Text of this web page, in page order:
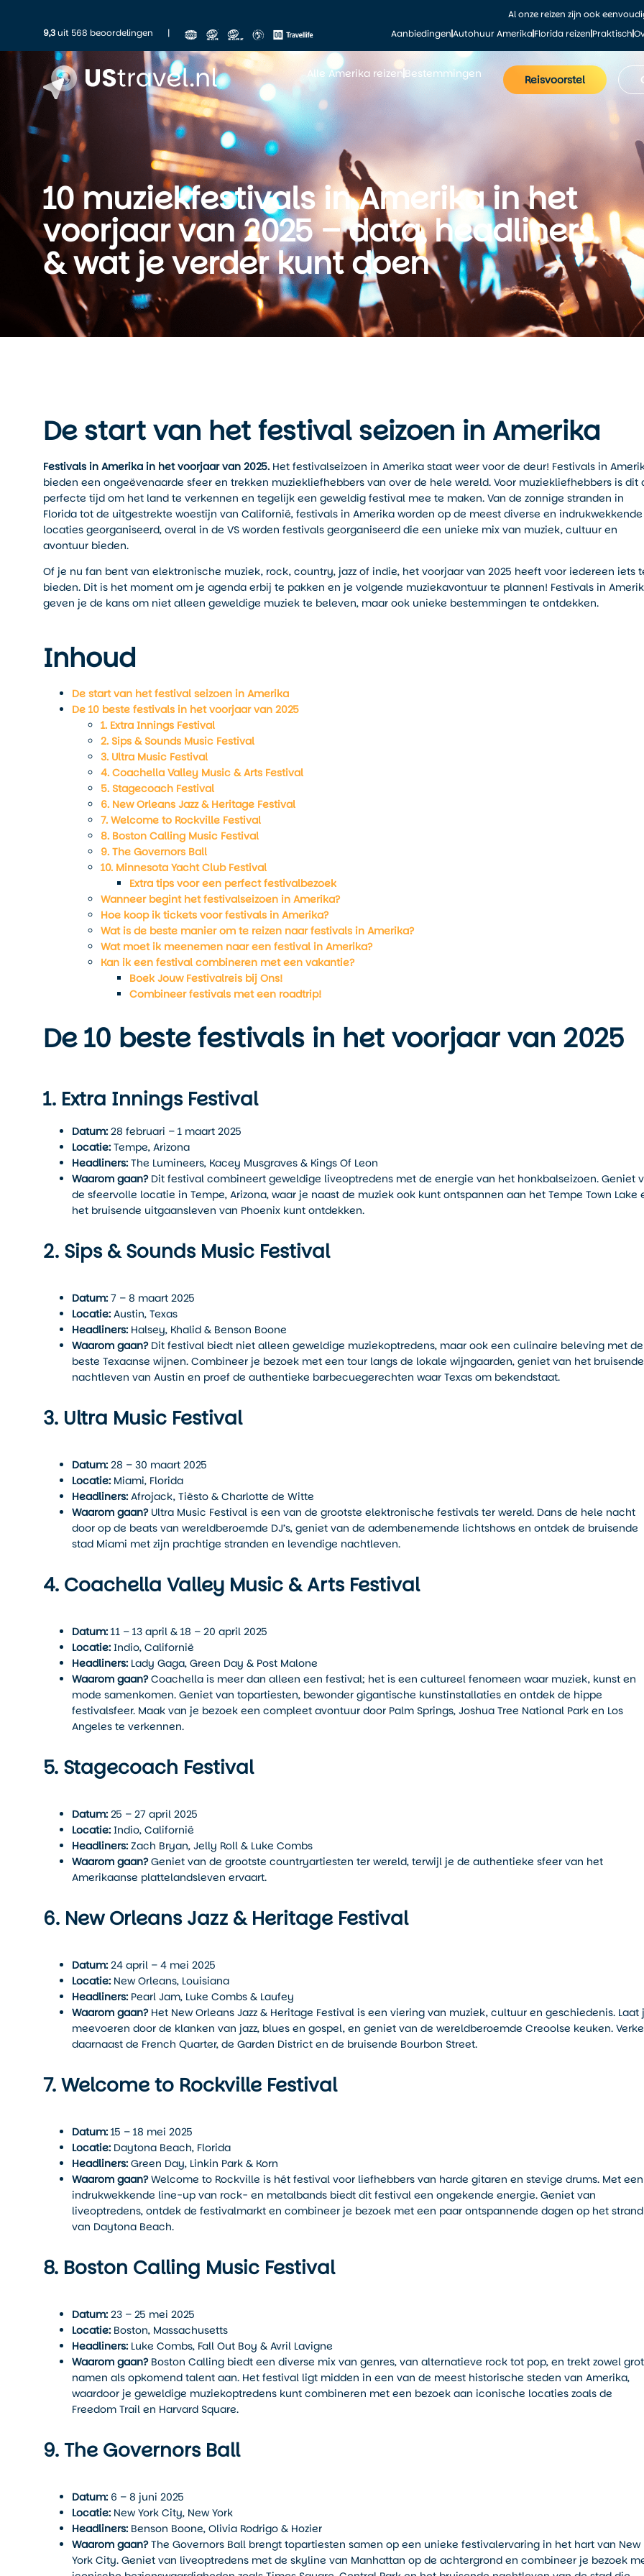
Al onze reizen zijn ook
9,3uit 568 beoordelingen | AanbiedingenAutohuur AmerikaFlorida reizenPraktisch
Alle Amerika reizen Bestemmingen Reisvoorstel
10 muziekfestivals in Amerika in het
voorjaar van 2025 – data, headliners
& wat je verder kunt doen
De start van het festival seizoen in Amerika
Festivals in Amerika in het voorjaar van 2025. Het festivalseizoen in Amerika staat weer voor de deur! Festivals in
bieden een ongeëvenaarde sfeer en trekken muziekliefhebbers van over de hele wereld. Voor muziekliefhebbers is dit
perfecte tijd om het land te verkennen en tegelijk een geweldig festival mee te maken. Van de zonnige stranden in
Florida tot de uitgestrekte woestijn van Californië, festivals in Amerika worden op de meest diverse en indrukwekkende
locaties georganiseerd, overal in de VS worden festivals georganiseerd die een unieke mix van muziek, cultuur en
avontuur bieden.
Of je nu fan bent van elektronische muziek, rock, country, jazz of indie, het voorjaar van 2025 heeft voor iedereen iets
bieden. Dit is het moment om je agenda erbij te pakken en je volgende muziekavontuur te plannen! Festivals in
geven je de kans om niet alleen geweldige muziek te beleven, maar ook unieke bestemmingen te ontdekken.
Inhoud
De start van het festival seizoen in Amerika
De 10 beste festivals in het voorjaar van 2025
1. Extra Innings Festival
2. Sips & Sounds Music Festival
3. Ultra Music Festival
4. Coachella Valley Music & Arts Festival
5. Stagecoach Festival
6. New Orleans Jazz & Heritage Festival
7. Welcome to Rockville Festival
8. Boston Calling Music Festival
9. The Governors Ball
10. Minnesota Yacht Club Festival
Extra tips voor een perfect festivalbezoek
Wanneer begint het festivalseizoen in Amerika?
Hoe koop ik tickets voor festivals in Amerika?
Wat is de beste manier om te reizen naar festivals in Amerika?
Wat moet ik meenemen naar een festival in Amerika?
Kan ik een festival combineren met een vakantie?
Boek Jouw Festivalreis bij Ons!
Combineer festivals met een roadtrip!
De 10 beste festivals in het voorjaar van 2025
1. Extra Innings Festival
Datum: 28 februari – 1 maart 2025
Locatie: Tempe, Arizona
Headliners: The Lumineers, Kacey Musgraves & Kings Of Leon
Waarom gaan?Dit festival combineert geweldige liveoptredens met de energie van het honkbalseizoen. Geniet
de sfeervolle locatie in Tempe, Arizona, waar je naast de muziek ook kunt ontspannen aan het Tempe Town Lake
het bruisende uitgaansleven van Phoenix kunt ontdekken.
2. Sips & Sounds Music Festival
Datum: 7 – 8 maart 2025
Locatie: Austin, Texas
Headliners: Halsey, Khalid & Benson Boone
Waarom gaan?Dit festival biedt niet alleen geweldige muziekoptredens, maar ook een culinaire beleving met de
beste Texaanse wijnen. Combineer je bezoek met een tour langs de lokale wijngaarden, geniet van het bruisende
nachtleven van Austin en proef de authentieke barbecuegerechten waar Texas om bekendstaat.
3. Ultra Music Festival
Datum: 28 – 30 maart 2025
Locatie: Miami, Florida
Headliners: Afrojack, Tiësto & Charlotte de Witte
Waarom gaan?Ultra Music Festival is een van de grootste elektronische festivals ter wereld. Dans de hele nacht
door op de beats van wereldberoemde DJ’s, geniet van de adembenemende lichtshows en ontdek de bruisende
stad Miami met zijn prachtige stranden en levendige nachtleven.
4. Coachella Valley Music & Arts Festival
Datum: 11 – 13 april & 18 – 20 april 2025
Locatie: Indio, Californië
Headliners: Lady Gaga, Green Day & Post Malone
Waarom gaan?Coachella is meer dan alleen een festival; het is een cultureel fenomeen waar muziek, kunst en
mode samenkomen. Geniet van topartiesten, bewonder gigantische kunstinstallaties en ontdek de hippe
festivalsfeer. Maak van je bezoek een compleet avontuur door Palm Springs, Joshua Tree National Park en Los
Angeles te verkennen.
5. Stagecoach Festival
Datum: 25 – 27 april 2025
Locatie: Indio, Californië
Headliners: Zach Bryan, Jelly Roll & Luke Combs
Waarom gaan?Geniet van de grootste countryartiesten ter wereld, terwijl je de authentieke sfeer van het
Amerikaanse plattelandsleven ervaart.
6. New Orleans Jazz & Heritage Festival
Datum: 24 april – 4 mei 2025
Locatie: New Orleans, Louisiana
Headliners: Pearl Jam, Luke Combs & Laufey
Waarom gaan?Het New Orleans Jazz & Heritage Festival is een viering van muziek, cultuur en geschiedenis. Laat
meevoeren door de klanken van jazz, blues en gospel, en geniet van de wereldberoemde Creoolse keuken.
daarnaast de French Quarter, de Garden District en de bruisende Bourbon Street.
7. Welcome to Rockville Festival
Datum: 15 – 18 mei 2025
Locatie: Daytona Beach, Florida
Headliners: Green Day, Linkin Park & Korn
Waarom gaan?Welcome to Rockville is hét festival voor liefhebbers van harde gitaren en stevige drums. Met een
indrukwekkende line-up van rock- en metalbands biedt dit festival een ongekende energie. Geniet van
liveoptredens, ontdek de festivalmarkt en combineer je bezoek met een paar ontspannende dagen op het strand
van Daytona Beach.
8. Boston Calling Music Festival
Datum: 23 – 25 mei 2025
Locatie: Boston, Massachusetts
Headliners: Luke Combs, Fall Out Boy & Avril Lavigne
Waarom gaan?Boston Calling biedt een diverse mix van genres, van alternatieve rock tot pop, en trekt zowel
namen als opkomend talent aan. Het festival ligt midden in een van de meest historische steden van Amerika,
waardoor je geweldige muziekoptredens kunt combineren met een bezoek aan iconische locaties zoals de
Freedom Trail en Harvard Square.
9. The Governors Ball
Datum: 6 – 8 juni 2025
Locatie: New York City, New York
Headliners: Benson Boone, Olivia Rodrigo & Hozier
Waarom gaan?The Governors Ball brengt topartiesten samen op een unieke festivalervaring in het hart van New
York City. Geniet van liveoptredens met de skyline van Manhattan op de achtergrond en combineer je bezoek